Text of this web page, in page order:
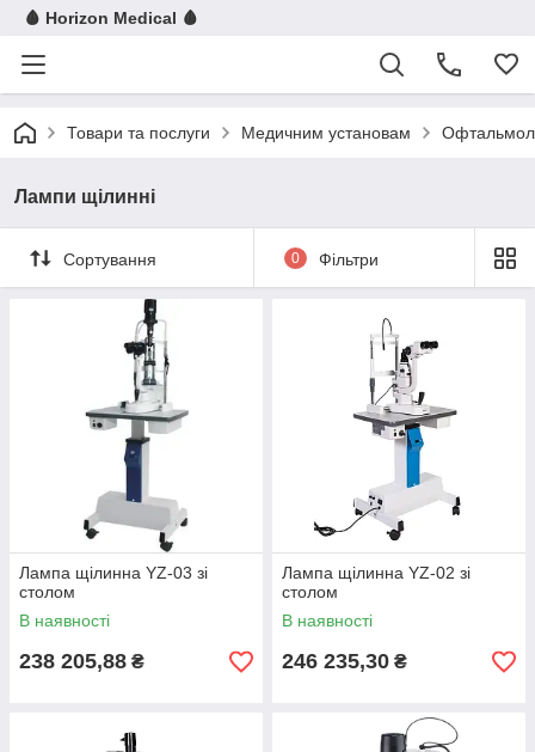
🩸 Horizon Medical 🩸
Товари та послуги Медичним установам
Лампи щілинні
Сортування 0 Фільтри
Лампа щілинна YZ-03 зі
столом
В наявності
238 205,88 ₴
Лампа щілинна YZ-02 зі
столом
В наявності
246 235,30 ₴